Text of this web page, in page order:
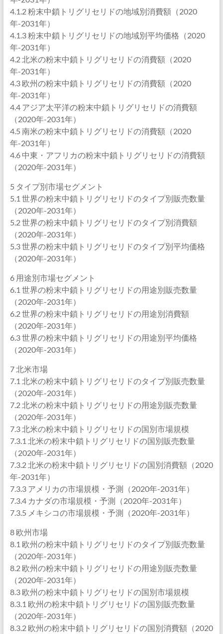
4.1.2 粉末中鎖トリグリセリドの地域別消費額（2020
年-2031年）
4.1.3 粉末中鎖トリグリセリドの地域別平均価格（2020
年-2031年）
4.2 北米の粉末中鎖トリグリセリドの消費額（2020
年-2031年）
4.3 欧州の粉末中鎖トリグリセリドの消費額（2020
年-2031年）
4.4 アジア太平洋の粉末中鎖トリグリセリドの消費額
（2020年-2031年）
4.5 南米の粉末中鎖トリグリセリドの消費額（2020
年-2031年）
4.6 中東・アフリカの粉末中鎖トリグリセリドの消費額
（2020年-2031年）
5 タイプ別市場セグメント
5.1 世界の粉末中鎖トリグリセリドのタイプ別販売数量
（2020年-2031年）
5.2 世界の粉末中鎖トリグリセリドのタイプ別消費額
（2020年-2031年）
5.3 世界の粉末中鎖トリグリセリドのタイプ別平均価格
（2020年-2031年）
6 用途別市場セグメント
6.1 世界の粉末中鎖トリグリセリドの用途別販売数量
（2020年-2031年）
6.2 世界の粉末中鎖トリグリセリドの用途別消費額
（2020年-2031年）
6.3 世界の粉末中鎖トリグリセリドの用途別平均価格
（2020年-2031年）
7 北米市場
7.1 北米の粉末中鎖トリグリセリドのタイプ別販売数量
（2020年-2031年）
7.2 北米の粉末中鎖トリグリセリドの用途別販売数量
（2020年-2031年）
7.3 北米の粉末中鎖トリグリセリドの国別市場規模
7.3.1 北米の粉末中鎖トリグリセリドの国別販売数量
（2020年-2031年）
7.3.2 北米の粉末中鎖トリグリセリドの国別消費額（2020
年-2031年）
7.3.3 アメリカの市場規模・予測（2020年-2031年）
7.3.4 カナダの市場規模・予測（2020年-2031年）
7.3.5 メキシコの市場規模・予測（2020年-2031年）
8 欧州市場
8.1 欧州の粉末中鎖トリグリセリドのタイプ別販売数量
（2020年-2031年）
8.2 欧州の粉末中鎖トリグリセリドの用途別販売数量
（2020年-2031年）
8.3 欧州の粉末中鎖トリグリセリドの国別市場規模
8.3.1 欧州の粉末中鎖トリグリセリドの国別販売数量
（2020年-2031年）
8.3.2 欧州の粉末中鎖トリグリセリドの国別消費額（2020